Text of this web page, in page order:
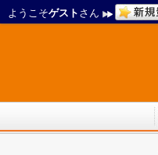
ようこそゲスト さん